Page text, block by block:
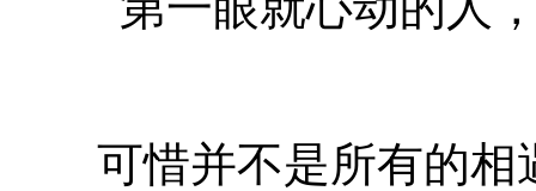
可惜并不是所有的